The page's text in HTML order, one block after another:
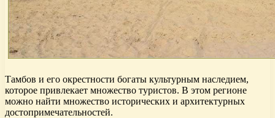
Тамбов и его окрестности богаты культурным наследием,
которое привлекает множество туристов. В этом регионе
можно найти множество исторических и архитектурных
достопримечательностей.